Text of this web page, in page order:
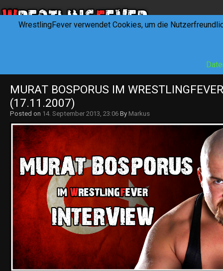
MURAT BOSPORUS IM
(17.11.2007)
Posted on 14. September 2013, 23:06 By Markus
WrestlingFever verwendet Cookies, um die